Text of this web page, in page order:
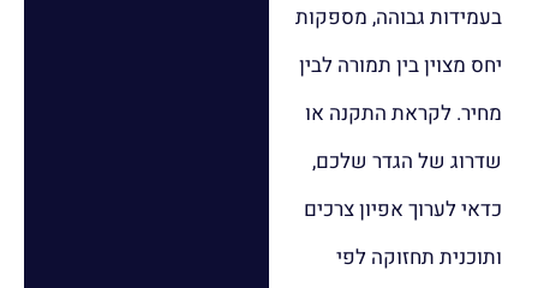
בעמידות גבוהה, מספקות
יחס מצוין בין תמורה לבין
מחיר. לקראת התקנה או
שדרוג של הגדר שלכם,
כדאי לערוך אפיון צרכים
ותוכנית תחזוקה לפי